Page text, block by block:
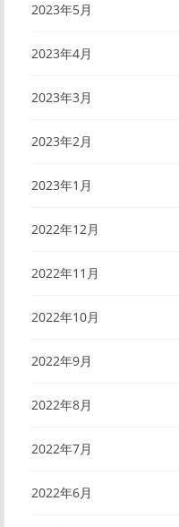
2023年5月
2023年4月
2023年3月
2023年2月
2023年1月
2022年12月
2022年11月
2022年10月
2022年9月
2022年8月
2022年7月
2022年6月